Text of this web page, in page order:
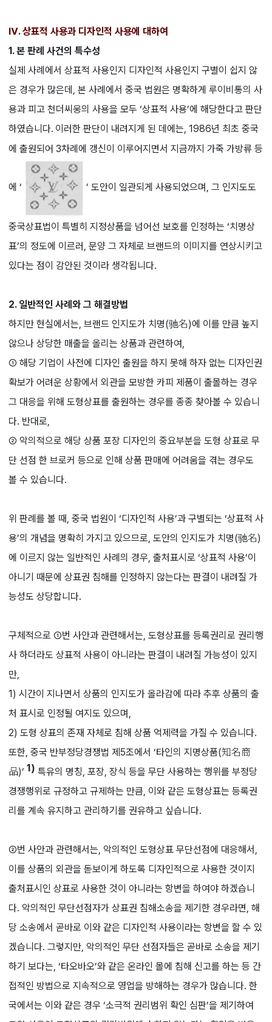
Ⅳ. 상표적 사용과 디자인적 사용에 대하여
1. 본 판례 사건의 특수성
실제 사례에서 상표적 사용인지 디자인적 사용인지 구별이 쉽지 않
은 경우가 많은데, 본 사례에서 중국 법원은 명확하게 루이비통의 사
용과 피고 천더씨웅의 사용을 모두 ‘상표적 사용’에 해당한다고 판단
하였습니다. 이러한 판단이 내려지게 된 데에는, 1986년 최초 중국
에 출원되어 3차례에 갱신이 이루어지면서 지금까지 가죽 가방류 등
에 ‘ ’ 도안이 일관되게 사용되었으며, 그 인지도도
중국상표법이 특별히 지정상품을 넘어선 보호를 인정하는 ‘치명상
표’의 정도에 이르러, 문양 그 자체로 브랜드의 이미지를 연상시키고
있다는 점이 감안된 것이라 생각됩니다.
2. 일반적인 사례와 그 해결방법
하지만 현실에서는, 브랜드 인지도가 치명(驰名)에 이를 만큼 높지
않으나 상당한 매출을 올리는 상품과 관련하여,
① 해당 기업이 사전에 디자인 출원을 하지 못해 하자 없는 디자인권
확보가 어려운 상황에서 외관을 모방한 카피 제품이 출몰하는 경우
그 대응을 위해 도형상표를 출원하는 경우를 종종 찾아볼 수 있습니
다. 반대로,
② 악의적으로 해당 상품 포장 디자인의 중요부분을 도형 상표로 무
단 선점 한 브로커 등으로 인해 상품 판매에 어려움을 겪는 경우도
볼 수 있습니다.
위 판례를 볼 때, 중국 법원이 ‘디자인적 사용’과 구별되는 ‘상표적 사
용’의 개념을 명확히 가지고 있으므로, 도안의 인지도가 치명(驰名)
에 이르지 않는 일반적인 사례의 경우, 출처표시로 ‘상표적 사용’이
아니기 때문에 상표권 침해를 인정하지 않는다는 판결이 내려질 가
능성도 상당합니다.
구체적으로 ①번 사안과 관련해서는, 도형상표를 등록권리로 권리행
사 하더라도 상표적 사용이 아니라는 판결이 내려질 가능성이 있지
만,
1) 시간이 지나면서 상품의 인지도가 올라감에 따라 추후 상품의 출
처 표시로 인정될 여지도 있으며,
2) 도형 상표의 존재 자체로 침해 상품 억제력을 가질 수 있습니다.
또한, 중국 반부정당경쟁법 제5조에서 ‘타인의 지명상품(知名商
品)’ 1) 특유의 명칭, 포장, 장식 등을 무단 사용하는 행위를 부정당
경쟁행위로 규정하고 규제하는 만큼, 이와 같은 도형상표는 등록권
리를 계속 유지하고 관리하기를 권유하고 싶습니다.
②번 사안과 관련해서는, 악의적인 도형상표 무단선점에 대응해서,
이를 상품의 외관을 돋보이게 하도록 디자인적으로 사용한 것이지
출처표시인 상표로 사용한 것이 아니라는 항변을 하여야 하겠습니
다. 악의적인 무단선점자가 상표권 침해소송을 제기한 경우라면, 해
당 소송에서 곧바로 이와 같은 디자인적 사용이라는 항변을 할 수 있
겠습니다. 그렇지만, 악의적인 무단 선점자들은 곧바로 소송을 제기
하기 보다는, ‘타오바오’와 같은 온라인 몰에 침해 신고를 하는 등 간
접적인 방법으로 지속적으로 영업을 방해하는 경우가 많습니다. 한
국에서는 이와 같은 경우 ‘소극적 권리범위 확인 심판’을 제기하여